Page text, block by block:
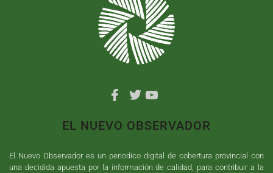
EL NUEVO OBSERVADOR
El Nuevo Observador es un periodico digital de cobertura provincial con
una decidida apuesta por la información de calidad, para contribuir a la